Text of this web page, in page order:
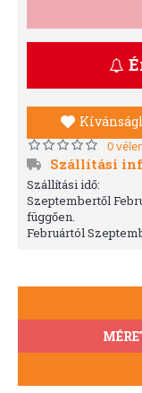
0
Szállítási
Szállítási idő:
Szeptembertől
függően.
Februártól